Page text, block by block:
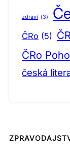
zdraví (3)
ČRo (5)
ČRo
česká